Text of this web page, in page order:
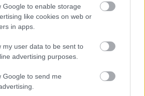
Google to enable storage
like cookies on web or
in apps.
my user data to be sent to
advertising purposes.
Google to send me
Balaton Sound: mind az EST
tulajdonában